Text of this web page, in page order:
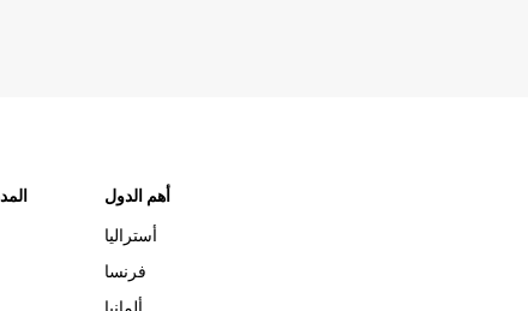
أهم الدول
أستراليا
فرنسا